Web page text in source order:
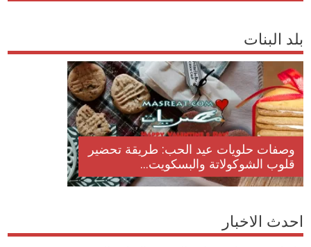
بلد البنات
وصفات حلويات عيد الحب: طريقة تحضير
قلوب الشوكولاتة والبسكويت...
احدث الاخبار